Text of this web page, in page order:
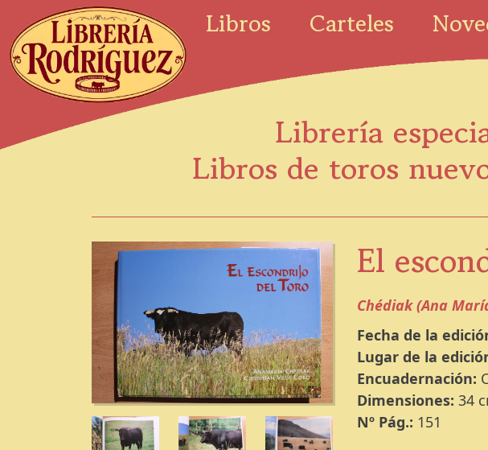
Libros Carteles
Librería
Libros de toros
El
Chédiak (Ana
Fecha de la
Lugar de la
Encuadernación:
Dimensiones: 34
Nº Pág.: 151